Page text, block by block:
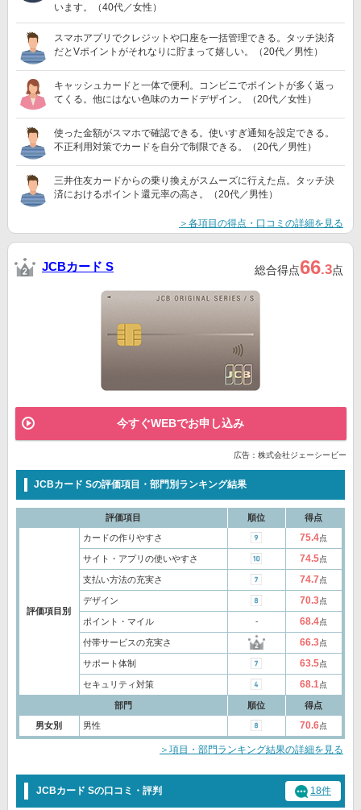
います。（40代／女性）
スマホアプリでクレジットや口座を一括管理できる。タッチ決済
だとVポイントがそれなりに貯まって嬉しい。（20代／男性）
キャッシュカードと一体で便利。コンビニでポイントが多く返っ
てくる。他にはない色味のカードデザイン。（20代／女性）
使った金額がスマホで確認できる。使いすぎ通知を設定できる。
不正利用対策でカードを自分で制限できる。（20代／男性）
三井住友カードからの乗り換えがスムーズに行えた点。タッチ決
済におけるポイント還元率の高さ。（20代／男性）
＞各項目の得点・口コミの詳細を見る
JCBカード S 総合得点66.3点
今すぐWEBでお申し込み
広告：株式会社ジェーシービー
JCBカード Sの評価項目・部門別ランキング結果
評価項目 順位 得点
評価項目別
カードの作りやすさ 75.4点
サイト・アプリの使いやすさ 74.5点
支払い方法の充実さ 74.7点
デザイン 70.3点
ポイント・マイル ‐ 68.4点
付帯サービスの充実さ 66.3点
サポート体制 63.5点
セキュリティ対策 68.1点
部門 順位 得点
男女別 男性 70.6点
＞項目・部門ランキング結果の詳細を見る
JCBカード Sの口コミ・評判 18件